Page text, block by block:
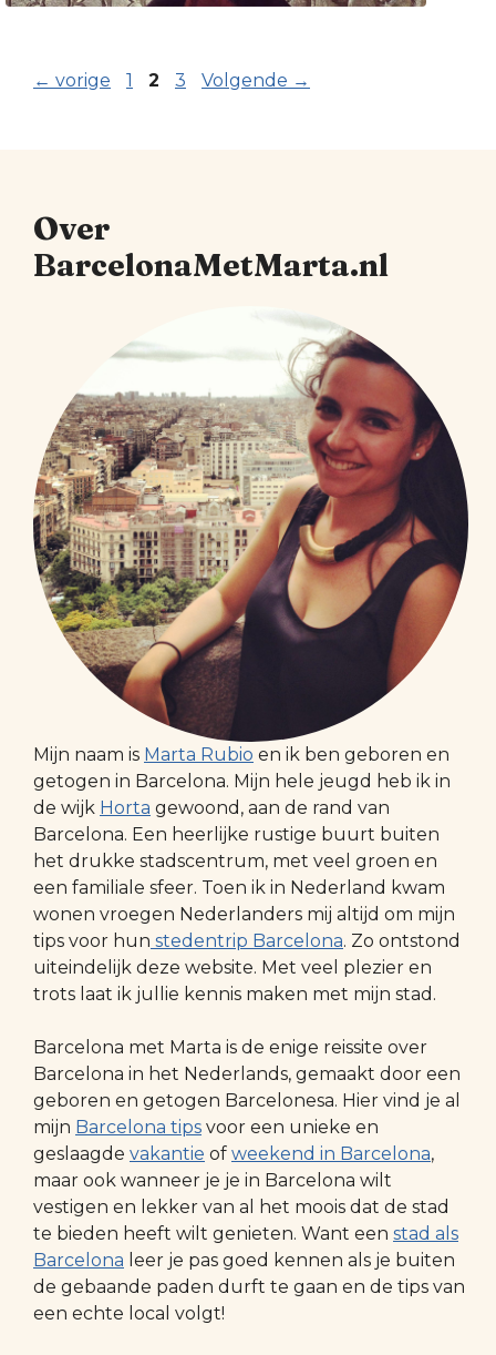
← vorige Pagina
1 Pagina
2 Pagina
3 Volgende →
Over
BarcelonaMetMarta.nl
Mijn naam is Marta Rubio en ik ben geboren en
getogen in Barcelona. Mijn hele jeugd heb ik in
de wijk Horta gewoond, aan de rand van
Barcelona. Een heerlijke rustige buurt buiten
het drukke stadscentrum, met veel groen en
een familiale sfeer. Toen ik in Nederland kwam
wonen vroegen Nederlanders mij altijd om mijn
tips voor hun stedentrip Barcelona. Zo ontstond
uiteindelijk deze website. Met veel plezier en
trots laat ik jullie kennis maken met mijn stad.
Barcelona met Marta is de enige reissite over
Barcelona in het Nederlands, gemaakt door een
geboren en getogen Barcelonesa. Hier vind je al
mijn Barcelona tips voor een unieke en
geslaagde vakantie of weekend in Barcelona,
maar ook wanneer je je in Barcelona wilt
vestigen en lekker van al het moois dat de stad
te bieden heeft wilt genieten. Want een stad als
Barcelona leer je pas goed kennen als je buiten
de gebaande paden durft te gaan en de tips van
een echte local volgt!